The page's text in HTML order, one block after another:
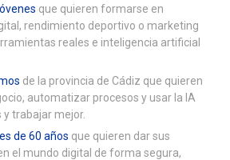
que quieren formarse en
rendimiento deportivo o marketing
reales e inteligencia artificial
de la provincia de Cádiz que quieren
automatizar procesos y usar la IA
trabajar mejor.
de 60 años que quieren dar sus
el mundo digital de forma segura,